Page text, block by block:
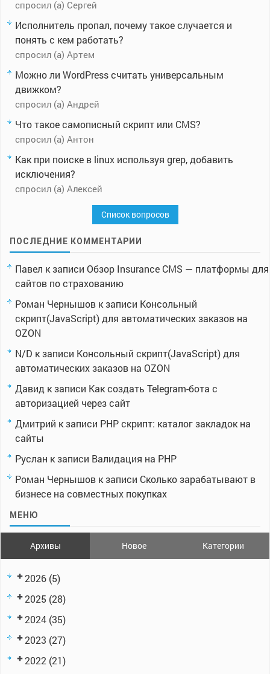
спросил (а) Сергей
Исполнитель пропал, почему такое случается и
понять с кем работать?
спросил (а) Артем
Можно ли WordPress считать универсальным
движком?
спросил (а) Андрей
Что такое самописный скрипт или CMS?
спросил (а) Антон
Как при поиске в linux используя grep, добавить
исключения?
спросил (а) Алексей
Список вопросов
ПОСЛЕДНИЕ КОММЕНТАРИИ
Павел к записи Обзор Insurance CMS — платформы для
сайтов по страхованию
Роман Чернышов к записи Консольный
скрипт(JavaScript) для автоматических заказов на
OZON
N/D к записи Консольный скрипт(JavaScript) для
автоматических заказов на OZON
Давид к записи Как создать Telegram-бота с
авторизацией через сайт
Дмитрий к записи PHP скрипт: каталог закладок на
сайты
Руслан к записи Валидация на PHP
Роман Чернышов к записи Сколько зарабатывают в
бизнесе на совместных покупках
МЕНЮ
Архивы Новое Категории
2026 (5)
2025 (28)
2024 (35)
2023 (27)
2022 (21)